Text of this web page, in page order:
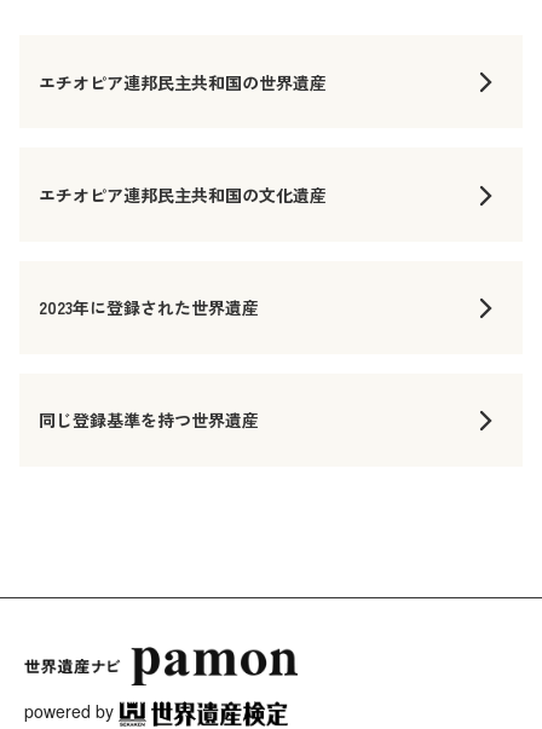
エチオピア連邦民主共和国の世界遺産
エチオピア連邦民主共和国の文化遺産
2023年に登録された世界遺産
同じ登録基準を持つ世界遺産
powered by